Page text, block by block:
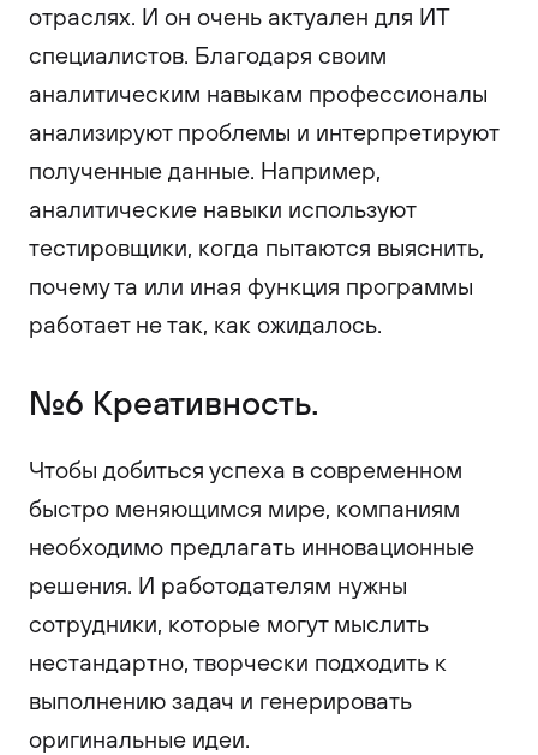
отраслях. И он очень актуален для ИТ
специалистов. Благодаря своим
аналитическим навыкам профессионалы
анализируют проблемы и интерпретируют
полученные данные. Например,
аналитические навыки используют
тестировщики, когда пытаются выяснить,
почему та или иная функция программы
работает не так, как ожидалось.
№6 Креативность.
Чтобы добиться успеха в современном
быстро меняющимся мире, компаниям
необходимо предлагать инновационные
решения. И работодателям нужны
сотрудники, которые могут мыслить
нестандартно, творчески подходить к
выполнению задач и генерировать
оригинальные идеи.